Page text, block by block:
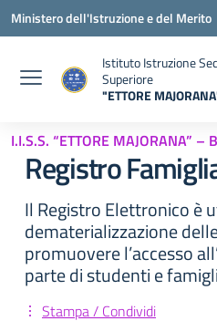
Vai ai contenuti
Vai al menu di navigazione
Vai al footer
Ministero dell'Istruzione e del Merito
Istituto Istruzione
Superiore
"ETTORE
I.I.S.S. “ETTORE MAJORANA” –
Registro
Il Registro Elettronico è
dematerializzazione
promuovere l’accesso
parte di studenti e
Stampa / Condividi